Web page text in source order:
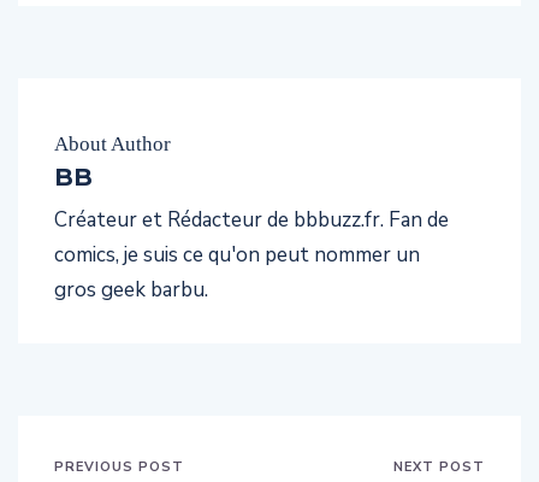
About Author
BB
Créateur et Rédacteur de bbbuzz.fr. Fan de
comics, je suis ce qu'on peut nommer un
gros geek barbu.
PREVIOUS POST NEXT POST